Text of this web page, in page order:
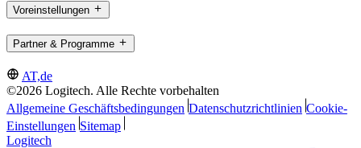
Voreinstellungen
Partner & Programme
AT,de
©2026 Logitech. Alle Rechte vorbehalten
Allgemeine Geschäftsbedingungen Datenschutzrichtlinien Cookie-
Einstellungen Sitemap
Logitech